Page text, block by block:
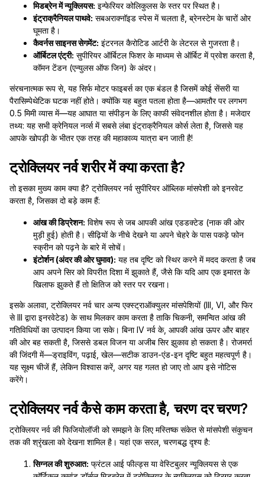
मिडब्रेन में न्यूक्लियस: इन्फेरियर कोलिकुलस के स्तर पर स्थित है।
इंट्राक्रैनियल पाथवे: सबअराक्नॉइड स्पेस में चलता है, ब्रेनस्टेम के चारों ओर
घूमता है।
कैवर्नस साइनस सेगमेंट: इंटरनल कैरोटिड आर्टरी के लेटरल से गुजरता है।
ऑर्बिटल एंट्री: सुपीरियर ऑर्बिटल फिशर के माध्यम से ऑर्बिट में प्रवेश करता है,
कॉमन टेंडन (एन्युलस ऑफ जिन) के अंदर।
संरचनात्मक रूप से, यह सिर्फ मोटर फाइबर्स का एक बंडल है जिसमें कोई सेंसरी या
पैरासिम्पेथेटिक घटक नहीं होते। क्योंकि यह बहुत पतला होता है—आमतौर पर लगभग
0.5 मिमी व्यास में—यह आघात या संपीड़न के लिए काफी संवेदनशील होता है। मजेदार
तथ्य: यह सभी क्रेनियल नर्व्स में सबसे लंबा इंट्राक्रैनियल कोर्स लेता है, जिससे यह
आपके खोपड़ी के भीतर एक तरह की महाकाव्य यात्रा बन जाती है!
ट्रोक्लियर नर्व शरीर में क्या करता है?
तो इसका मुख्य काम क्या है? ट्रोक्लियर नर्व सुपीरियर ऑब्लिक मांसपेशी को इनरवेट
करता है, जिसका दो बड़े काम हैं:
आंख की डिप्रेशन: विशेष रूप से जब आपकी आंख एडडक्टेड (नाक की ओर
मुड़ी हुई) होती है। सीढ़ियों के नीचे देखने या अपने चेहरे के पास पकड़े फोन
स्क्रीन को पढ़ने के बारे में सोचें।
इंटोर्शन (अंदर की ओर घुमाव): यह तब दृष्टि को स्थिर करने में मदद करता है जब
आप अपने सिर को विपरीत दिशा में झुकाते हैं, जैसे कि यदि आप एक इमारत के
खिलाफ झुकते हैं तो क्षितिज को स्तर पर रखना।
इसके अलावा, ट्रोक्लियर नर्व चार अन्य एक्स्ट्राऑक्युलर मांसपेशियों (III, VI, और फिर
से III द्वारा इनरवेटेड) के साथ मिलकर काम करता है ताकि चिकनी, समन्वित आंख की
गतिविधियों का उत्पादन किया जा सके। बिना IV नर्व के, आपकी आंख ऊपर और बाहर
की ओर बह सकती है, जिससे डबल विजन या अजीब सिर झुकाव हो सकता है। रोजमर्रा
की जिंदगी में—ड्राइविंग, पढ़ाई, खेल—सटीक डाउन-एंड-इन दृष्टि बहुत महत्वपूर्ण है।
यह सूक्ष्म चीजें हैं, लेकिन विश्वास करें, अगर यह गलत हो जाए तो आप इसे नोटिस
करेंगे।
ट्रोक्लियर नर्व कैसे काम करता है, चरण दर चरण?
ट्रोक्लियर नर्व की फिजियोलॉजी को समझने के लिए मस्तिष्क संकेत से मांसपेशी संकुचन
तक की श्रृंखला को देखना शामिल है। यहां एक सरल, चरणबद्ध दृश्य है:
सिग्नल की शुरुआत: फ्रंटल आई फील्ड्स या वेस्टिबुलर न्यूक्लियस से एक